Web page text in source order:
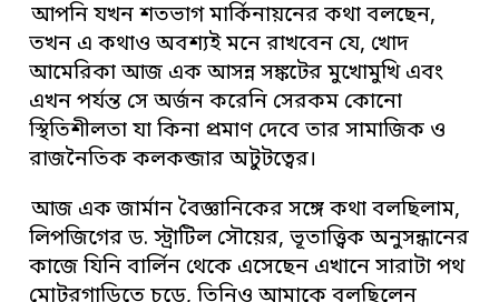
আপনি যখন শতভাগ মার্কিনায়নের কথা বলছেন,
তখন এ কথাও অবশ্যই মনে রাখবেন যে, খোদ
আমেরিকা আজ এক আসন্ন সঙ্কটের মুখোমুখি এবং
এখন পর্যন্ত সে অর্জন করেনি সেরকম কোনো
স্থিতিশীলতা যা কিনা প্রমাণ দেবে তার সামাজিক ও
রাজনৈতিক কলকব্জার অটুটত্বের।
আজ এক জার্মান বৈজ্ঞানিকের সঙ্গে কথা বলছিলাম,
লিপজিগের ড. স্ট্রাটিল সৌয়ের, ভূতাত্ত্বিক অনুসন্ধানের
কাজে যিনি বার্লিন থেকে এসেছেন এখানে সারাটা পথ